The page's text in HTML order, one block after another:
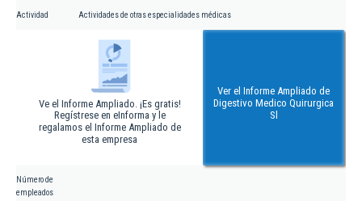
Actividad Actividades de otras especialidades médicas
Ve el Informe Ampliado. ¡Es gratis!
Regístrese en eInforma y le
regalamos el Informe Ampliado de
esta empresa
Ver el Informe Ampliado de
Digestivo Medico Quirurgica
Sl
Número de
empleados